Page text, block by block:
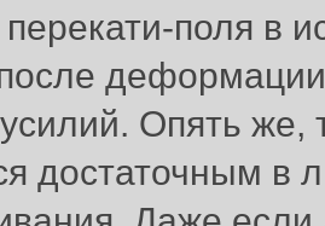
перекати-поля в
усилий. Опять
достаточным в